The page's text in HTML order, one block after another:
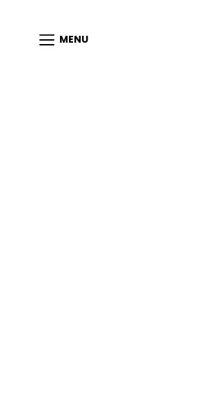
MENU